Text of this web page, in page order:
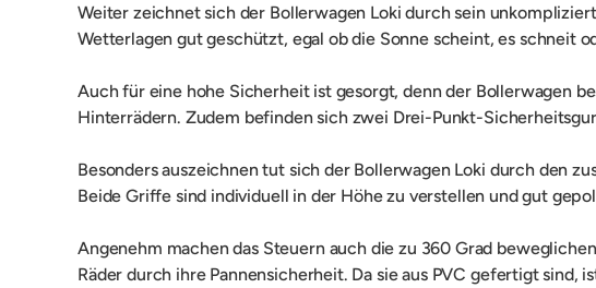
Weiter zeichnet sich der Bollerwagen Loki durch sein
Wetterlagen gut geschützt, egal ob die Sonne scheint, es schneit
Auch für eine hohe Sicherheit ist gesorgt, denn der Bollerwagen
Hinterrädern. Zudem befinden sich zwei Drei-Punkt-
Besonders auszeichnen tut sich der Bollerwagen Loki durch den
Beide Griffe sind individuell in der Höhe zu verstellen und gut
Angenehm machen das Steuern auch die zu 360 Grad
Räder durch ihre Pannensicherheit. Da sie aus PVC gefertigt sind,